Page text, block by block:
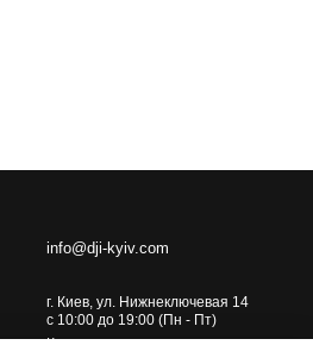
info@dji-kyiv.com
г. Киев, ул. Нижнеключевая 14
с 10:00 до 19:00 (Пн - Пт)
Карта проезда